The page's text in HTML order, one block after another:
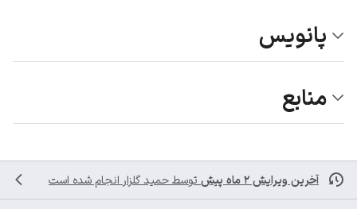
پانویس
منابع
آخرین ویرایش ۲ ماه پیش توسط حمید گلزار انجام شده است